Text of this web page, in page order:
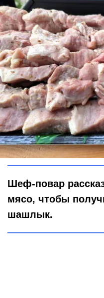
Не просто мясо на огне: как
шашлык в
Global Look
Шеф-повар
мясо, чтобы
шашлык.